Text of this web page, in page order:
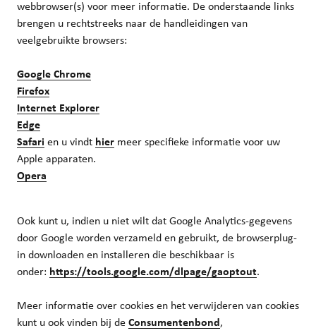
webbrowser(s) voor meer informatie. De onderstaande links
brengen u rechtstreeks naar de handleidingen van
veelgebruikte browsers:
Google Chrome
Firefox
Internet Explorer
Edge
Safari en u vindt hier meer specifieke informatie voor uw
Apple apparaten.
Opera
Ook kunt u, indien u niet wilt dat Google Analytics-gegevens
door Google worden verzameld en gebruikt, de browserplug-
in downloaden en installeren die beschikbaar is
onder: https://tools.google.com/dlpage/gaoptout.
Meer informatie over cookies en het verwijderen van cookies
kunt u ook vinden bij de Consumentenbond ,